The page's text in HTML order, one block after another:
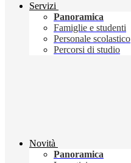
Servizi
Panoramica
Famiglie e studenti
Personale scolastico
Percorsi di studio
Novità
Panoramica